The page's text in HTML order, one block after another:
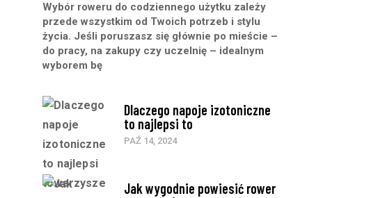
Wybór roweru do codziennego użytku zależy
przede wszystkim od Twoich potrzeb i stylu
życia. Jeśli poruszasz się głównie po mieście –
do pracy, na zakupy czy uczelnię – idealnym
wyborem bę
Dlaczego napoje izotoniczne
to najlepsi to
PAŹ 14, 2024
Jak wygodnie powiesić rower